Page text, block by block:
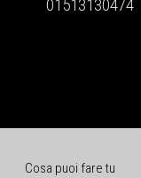
01513130474
Cosa puoi fare tu